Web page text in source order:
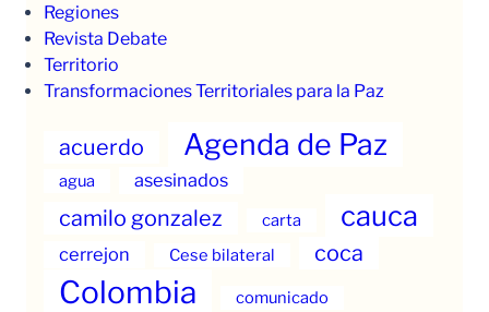
Regiones
Revista Debate
Territorio
Transformaciones Territoriales para la Paz
acuerdo Agenda de Paz
agua asesinados
camilo gonzalez carta cauca
cerrejon Cese bilateral coca
Colombia comunicado